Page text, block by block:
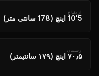
ارتفاع
5'10 اینچ (178 سانتی متر)
رسیدن
۷۰٫۵ اینچ (۱۷۹ سانتیمتر)